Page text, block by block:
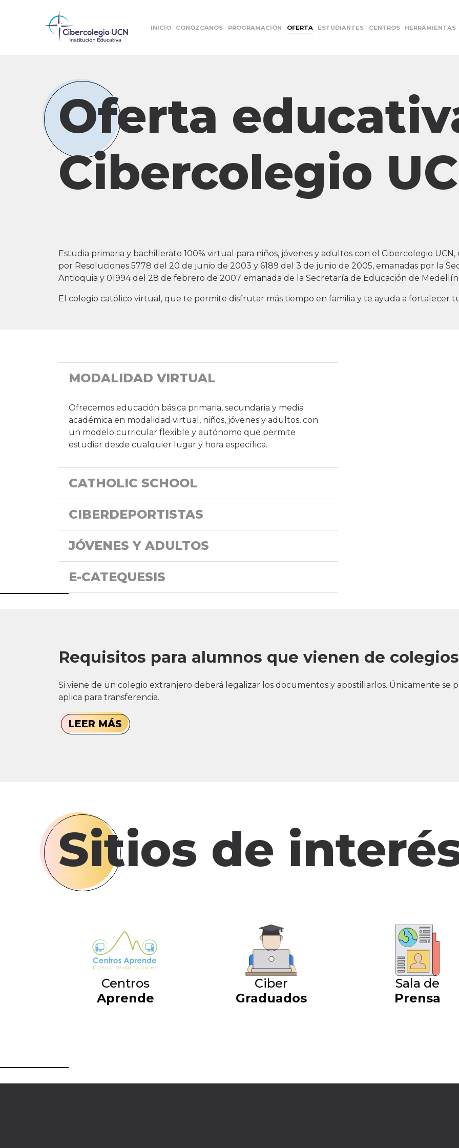
INICIO CONÓZCANOS PROGRAMACIÓN OFERTA ESTUDIANTES CENTROS HERRAMIENTAS
Oferta
Cibercolegio
Estudia primaria y bachillerato 100% virtual para niños, jóvenes y adultos con el Cibercolegio
por Resoluciones 5778 del 20 de junio de 2003 y 6189 del 3 de junio de 2005, emanadas por la
Antioquia y 01994 del 28 de febrero de 2007 emanada de la Secretaría de Educación de
El colegio católico virtual, que te permite disfrutar más tiempo en familia y te ayuda a fortalecer
MODALIDAD VIRTUAL
Ofrecemos educación básica primaria, secundaria y media
académica en modalidad virtual, niños, jóvenes y adultos, con
un modelo curricular flexible y autónomo que permite
estudiar desde cualquier lugar y hora específica.
CATHOLIC SCHOOL
CIBERDEPORTISTAS
JÓVENES Y ADULTOS
E-CATEQUESIS
Requisitos para alumnos que vienen de
Si viene de un colegio extranjero deberá legalizar los documentos y apostillarlos. Únicamente se
aplica para transferencia.
LEER MÁS
Sitios de
Centros
Aprende
Ciber
Graduados
Sala de
Prensa